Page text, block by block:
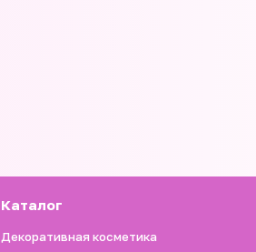
Каталог
Декоративная косметика